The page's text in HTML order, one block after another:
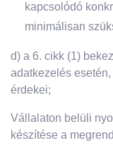
kapcsolódó
minimálisan
d) a 6. cikk (1)
adatkezelés
érdekei;
Vállalaton belüli
készítése a